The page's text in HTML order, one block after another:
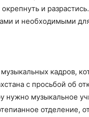
и
и необходимыми
кадров,
с просьбой об
нужно музыкальное
отделение,